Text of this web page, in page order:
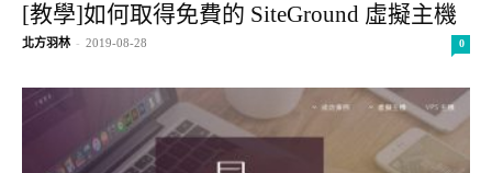
[教學]如何取得免費的 SiteGround 虛擬主機
北方羽林 - 2019-08-28 0